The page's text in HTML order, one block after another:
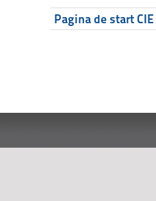
Pagina de start CIE